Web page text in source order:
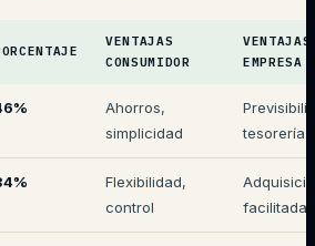
VENTAJAS
CONSUMIDOR
VENTAJAS
EMPRESA
Ahorros,
simplicidad
tesorería
Flexibilidad,
control
facilitada